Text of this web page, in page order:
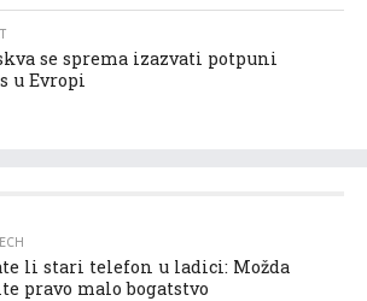
se sprema izazvati potpuni
u Evropi
li stari telefon u ladici: Možda
pravo malo bogatstvo